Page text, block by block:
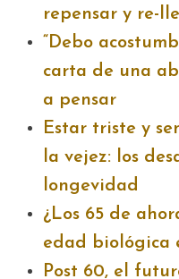
repensar y re-
“Debo
carta de una
a pensar
Estar triste y
la vejez: los
longevidad
¿Los 65 de
edad biológica
Post 60, el